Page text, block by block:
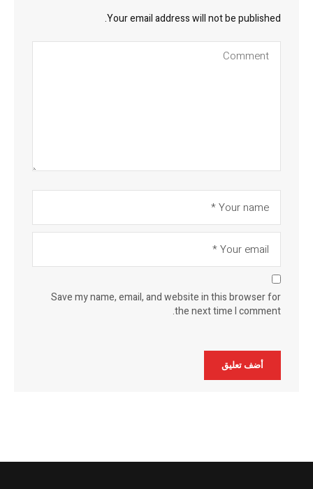
Your email address will not be published.
Save my name, email, and website in this browser for
the next time I comment.